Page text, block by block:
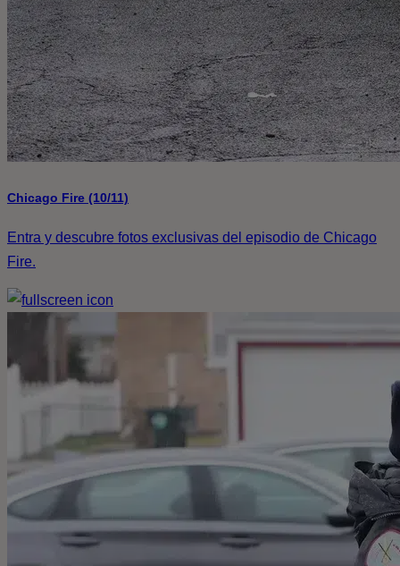
Chicago Fire (10/11)
Entra y descubre fotos exclusivas del episodio de Chicago
Fire.